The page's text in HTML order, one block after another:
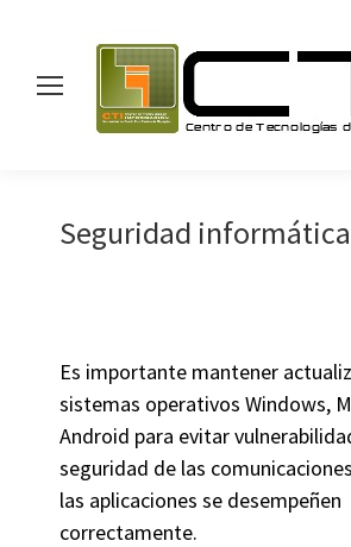
Seguridad informática
Es importante mantener
sistemas operativos Windows,
Android para evitar
seguridad de las
las aplicaciones se desempeñen
correctamente.